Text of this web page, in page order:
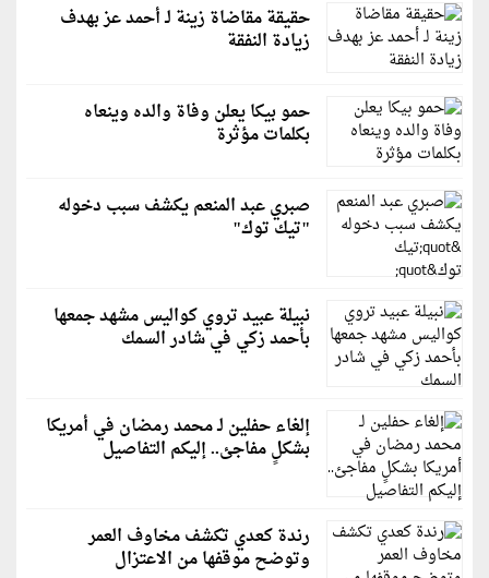
حقيقة مقاضاة زينة لـ أحمد عز بهدف
زيادة النفقة
حمو بيكا يعلن وفاة والده وينعاه
بكلمات مؤثرة
صبري عبد المنعم يكشف سبب دخوله
"تيك توك"
نبيلة عبيد تروي كواليس مشهد جمعها
بأحمد زكي في شادر السمك
إلغاء حفلين لـ محمد رمضان في أمريكا
بشكلٍ مفاجئ.. إليكم التفاصيل
رندة كعدي تكشف مخاوف العمر
وتوضح موقفها من الاعتزال